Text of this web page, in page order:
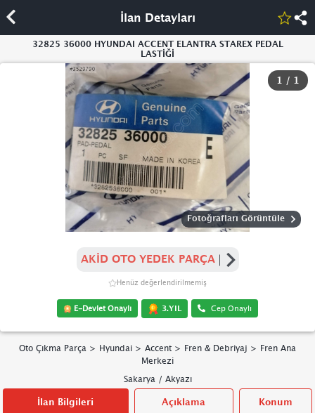
İlan Detayları
32825 36000 HYUNDAI ACCENT ELANTRA STAREX PEDAL
LASTİĞİ
1 / 1
Fotoğrafları Görüntüle
AKİD OTO YEDEK PARÇA
Henüz değerlendirilmemiş
E-Devlet Onaylı 3.YIL Cep Onaylı
Oto Çıkma Parça > Hyundai > Accent > Fren & Debriyaj > Fren Ana
Merkezi
Sakarya / Akyazı
İlan Bilgileri Açıklama Konum